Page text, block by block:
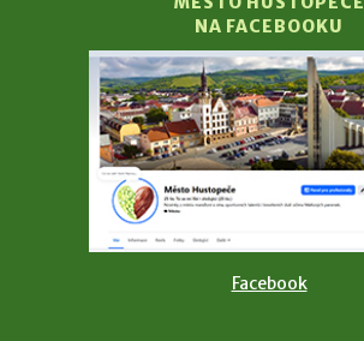
NA FACEBOOKU
Facebook